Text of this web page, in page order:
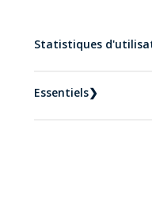
Statistiques
Essentiels❯